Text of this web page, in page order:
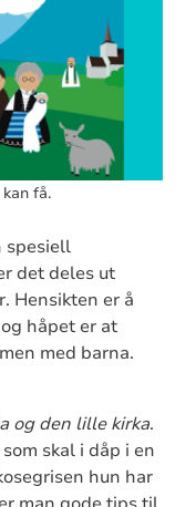
få.
spesiell
det deles ut
Hensikten er å
håpet er at
med barna.
og den lille kirka.
skal i dåp i en
hun har